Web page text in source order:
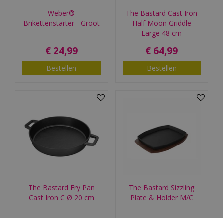
Weber®
Brikettenstarter - Groot
€ 24,99
Bestellen
The Bastard Cast Iron
Half Moon Griddle
Large 48 cm
€ 64,99
Bestellen
The Bastard Fry Pan
Cast Iron C Ø 20 cm
The Bastard Sizzling
Plate & Holder M/C